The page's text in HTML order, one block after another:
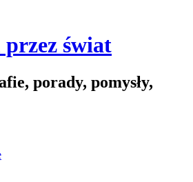
świat
porady, pomysły,